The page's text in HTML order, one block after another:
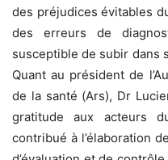
des préjudices évitables
des erreurs de
susceptible de subir dans
Quant au président de
de la santé (Ars), Dr
gratitude aux acteurs
contribué à l’élaboration